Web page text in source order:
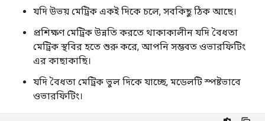
যদি উভয় মেট্রিক একই দিকে চলে, সবকিছু ঠিক আছে।
প্রশিক্ষণ মেট্রিক উন্নতি করতে থাকাকালীন যদি বৈধতা
মেট্রিক স্থবির হতে শুরু করে, আপনি সম্ভবত ওভারফিটিং
এর কাছাকাছি।
যদি বৈধতা মেট্রিক ভুল দিকে যাচ্ছে, মডেলটি স্পষ্টভাবে
ওভারফিটিং।